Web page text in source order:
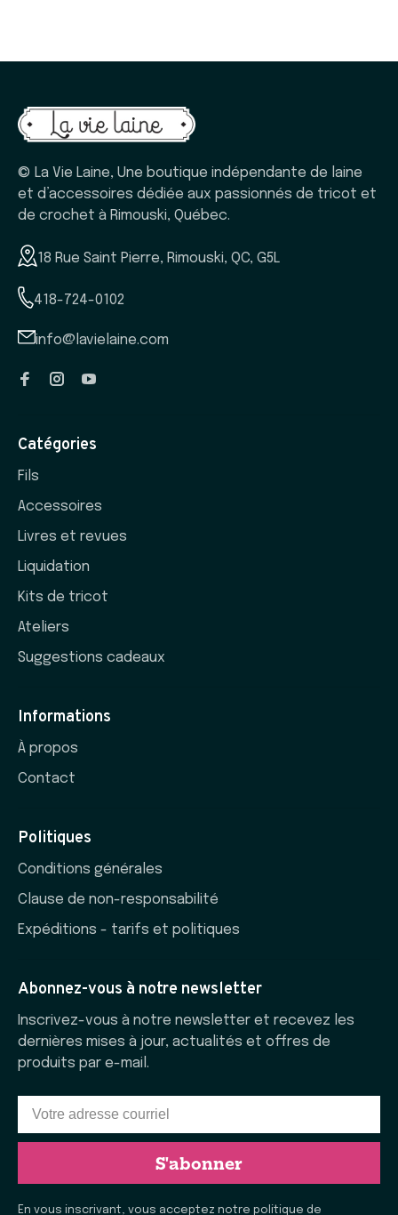
© La Vie Laine, Une boutique indépendante de laine
et d’accessoires dédiée aux passionnés de tricot et
de crochet à Rimouski, Québec.
18 Rue Saint Pierre, Rimouski, QC, G5L
418-724-0102
info@lavielaine.com
Catégories
Fils
Accessoires
Livres et revues
Liquidation
Kits de tricot
Ateliers
Suggestions cadeaux
Informations
À propos
Contact
Politiques
Conditions générales
Clause de non-responsabilité
Expéditions - tarifs et politiques
Abonnez-vous à notre newsletter
Inscrivez-vous à notre newsletter et recevez les
dernières mises à jour, actualités et offres de
produits par e-mail.
S'abonner
En vous inscrivant, vous acceptez notre politique de